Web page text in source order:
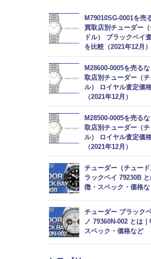
M79010SG-0001を売
買取店別チューダー
ドル） ブラックベイ
を比較（2021年12月）
M28600-0005を売る
取店別チューダー（
ル） ロイヤル査定価
（2021年12月）
M28500-0005を売る
取店別チューダー（
ル） ロイヤル査定価
（2021年12月）
チューダー（チュー
ラックベイ 79230B
徴・スペック・価格な
チューダー ブラック
ノ 79360N-002 とは｜
スペック・価格など